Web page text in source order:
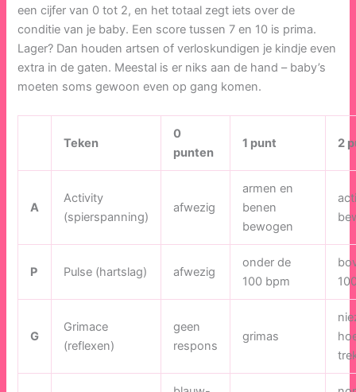
een cijfer van 0 tot 2, en het totaal zegt iets over de
conditie van je baby. Een score tussen 7 en 10 is prima.
Lager? Dan houden artsen of verloskundigen je kindje even
extra in de gaten. Meestal is er niks aan de hand – baby’s
moeten soms gewoon even op gang komen.
Teken
0
punten
1 punt 2
A
Activity
(spierspanning)
afwezig
armen en
benen
bewogen
P Pulse (hartslag) afwezig
onder de
100 bpm
G
Grimace
(reflexen)
geen
respons
grimas